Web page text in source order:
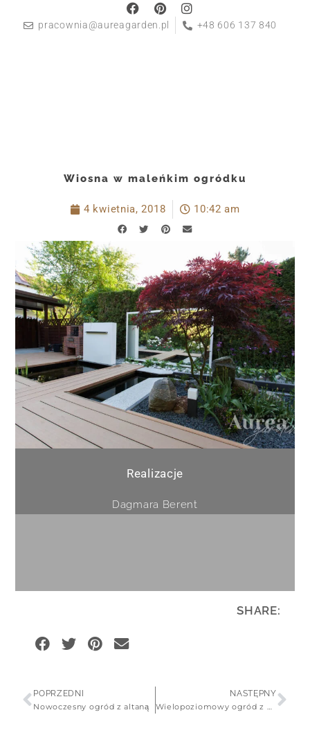
pracownia@aureagarden.pl +48 606 137 840
Wiosna w maleńkim ogródku
4 kwietnia, 2018 10:42 am
Realizacje
Dagmara Berent
SHARE:
POPRZEDNI
Nowoczesny ogród z altaną
NASTĘPNY
Wielopoziomowy ogród z wgłębnikiem